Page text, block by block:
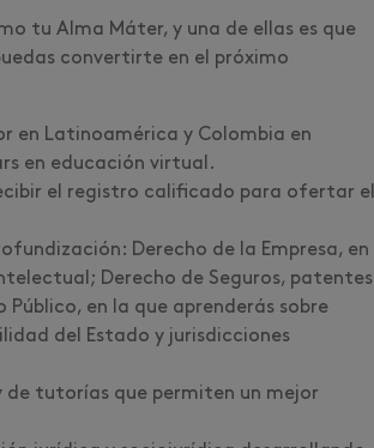
tu Alma Máter, y una de ellas es que
convertirte en el próximo
en Latinoamérica y Colombia en
en educación virtual.
el registro calificado para ofertar el
Derecho de la Empresa, en
Derecho de Seguros, patentes
en la que aprenderás sobre
del Estado y jurisdicciones
de tutorías que permiten un mejor